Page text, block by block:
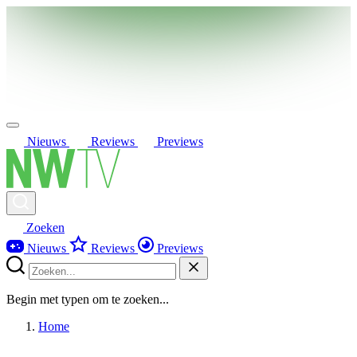
Nieuws Reviews Previews
Zoeken
Nieuws
Reviews Previews
Begin met typen om te zoeken...
Home